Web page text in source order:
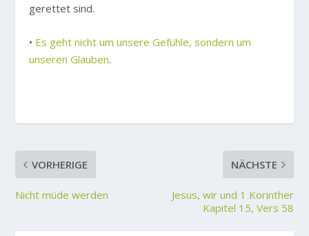
gerettet sind.
• Es geht nicht um unsere Gefühle, sondern um
unseren Glauben.
VORHERIGE
Nicht müde werden
NÄCHSTE
Jesus, wir und 1 Korinther
Kapitel 15, Vers 58